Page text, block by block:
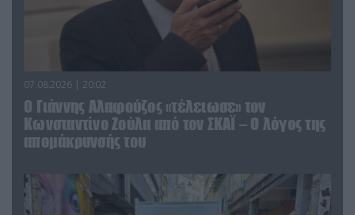
07.08.2026 | 20:02
Ο Γιάννης Αλαφούζος «τέλειωσε» τον
Κωνσταντίνο Ζούλα από τον ΣΚΑΪ – Ο λόγος της
απομάκρυνσής του